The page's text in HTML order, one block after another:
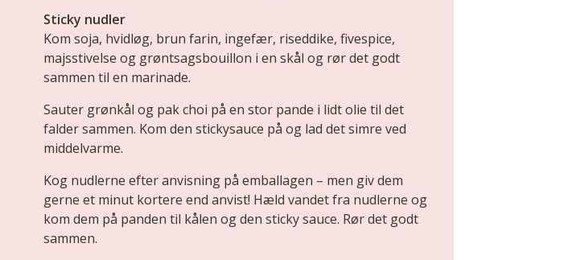
Sticky nudler
Kom soja, hvidløg, brun farin, ingefær, riseddike, fivespice,
majsstivelse og grøntsagsbouillon i en skål og rør det godt
sammen til en marinade.
Sauter grønkål og pak choi på en stor pande i lidt olie til det
falder sammen. Kom den stickysauce på og lad det simre ved
middelvarme.
Kog nudlerne efter anvisning på emballagen – men giv dem
gerne et minut kortere end anvist! Hæld vandet fra nudlerne og
kom dem på panden til kålen og den sticky sauce. Rør det godt
sammen.